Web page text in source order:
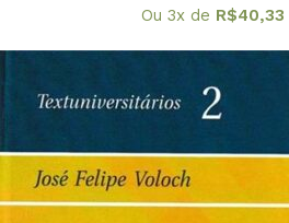
Ou 3x de R$40,33